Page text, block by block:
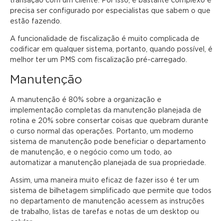
precisa ser configurado por especialistas que sabem o que
estão fazendo.
A funcionalidade de fiscalização é muito complicada de
codificar em qualquer sistema, portanto, quando possível, é
melhor ter um PMS com fiscalização pré-carregado.
Manutenção
A manutenção é 80% sobre a organização e
implementação completas da manutenção planejada de
rotina e 20% sobre consertar coisas que quebram durante
o curso normal das operações. Portanto, um moderno
sistema de manutenção pode beneficiar o departamento
de manutenção, e o negócio como um todo, ao
automatizar a manutenção planejada de sua propriedade.
Assim, uma maneira muito eficaz de fazer isso é ter um
sistema de bilhetagem simplificado que permite que todos
no departamento de manutenção acessem as instruções
de trabalho, listas de tarefas e notas de um desktop ou